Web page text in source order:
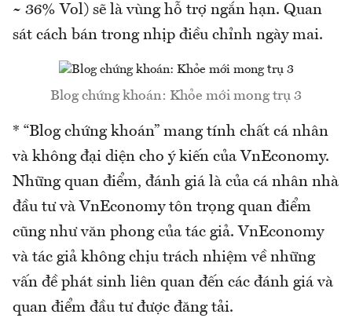
~ 36% Vol) sẽ là vùng hỗ trợ ngắn hạn. Quan
sát cách bán trong nhịp điều chỉnh ngày mai.
Blog chứng khoán: Khỏe mới mong trụ 3
* “Blog chứng khoán” mang tính chất cá nhân
và không đại diện cho ý kiến của VnEconomy.
Những quan điểm, đánh giá là của cá nhân nhà
đầu tư và VnEconomy tôn trọng quan điểm
cũng như văn phong của tác giả. VnEconomy
và tác giả không chịu trách nhiệm về những
vấn đề phát sinh liên quan đến các đánh giá và
quan điểm đầu tư được đăng tải.